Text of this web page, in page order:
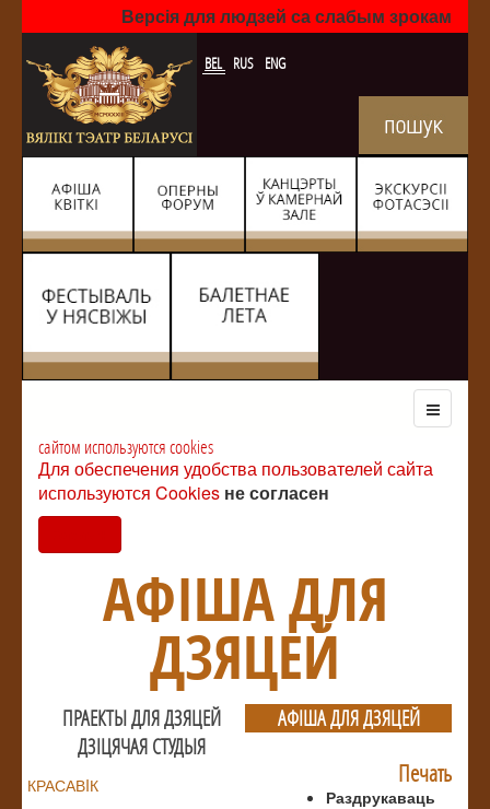
Версія для людзей са слабым зрокам
BEL RUS ENG
сайтом используются cookies
Для обеспечения удобства пользователей сайта
используются Cookies не согласен
АФIША ДЛЯ
ДЗЯЦЕЙ
ПРАЕКТЫ ДЛЯ ДЗЯЦЕЙ
АФIША ДЛЯ ДЗЯЦЕЙ
ДЗIЦЯЧАЯ СТУДЫЯ
КРАСАВIК Печать
Раздрукаваць